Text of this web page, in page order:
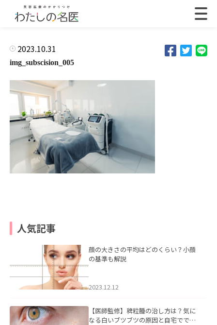
2023.10.31
img_subscision_005
人気記事
顔の大きさの平均はどのくらい？小顔
の基準も解説
2023.12.12
【医師監修】稗粒腫の治し方は？気に
なる白いブツブツの原因と自宅ででき